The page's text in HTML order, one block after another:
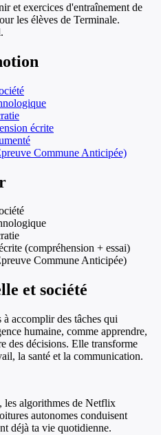
et exercices d'entraînement de
les élèves de Terminale.
écrite
Commune Anticipée)
(compréhension + essai)
Commune Anticipée)
et société
accomplir des tâches qui
humaine, comme apprendre,
des décisions. Elle transforme
la santé et la communication.
les algorithmes de Netflix
autonomes conduisent
déjà ta vie quotidienne.